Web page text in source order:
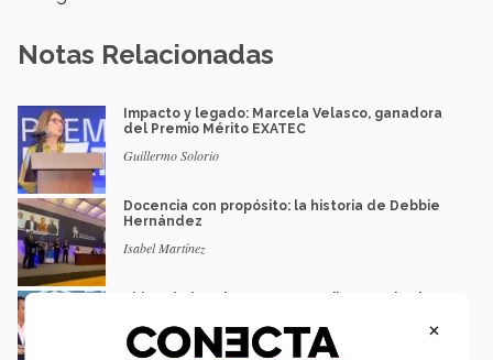
Notas Relacionadas
Impacto y legado: Marcela Velasco, ganadora
del Premio Mérito EXATEC
Guillermo Solorio
Docencia con propósito: la historia de Debbie
Hernández
Isabel Martínez
Lidera industria acerera y recibe Premio al
Myrna Danel ×